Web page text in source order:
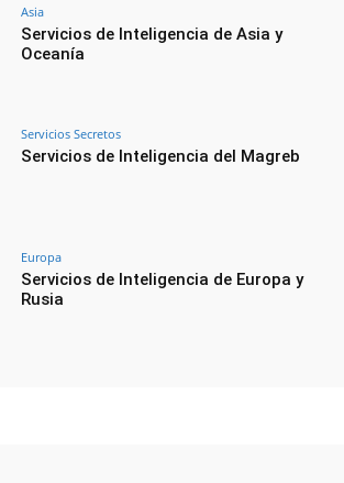
Asia
Servicios de Inteligencia de Asia y
Oceanía
Servicios Secretos
Servicios de Inteligencia del Magreb
Europa
Servicios de Inteligencia de Europa y
Rusia